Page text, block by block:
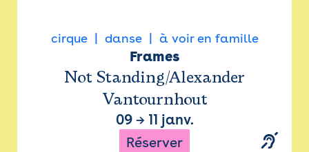
cirque danse à voir en famille
Frames
Not Standing/Alexander
Vantournhout
09→ 11 janv.
Réserver